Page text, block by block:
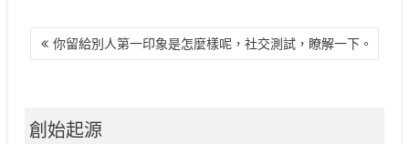
文
章 你留給別人第一印象是怎麼樣呢，社交測試，瞭解一下。
創始起源